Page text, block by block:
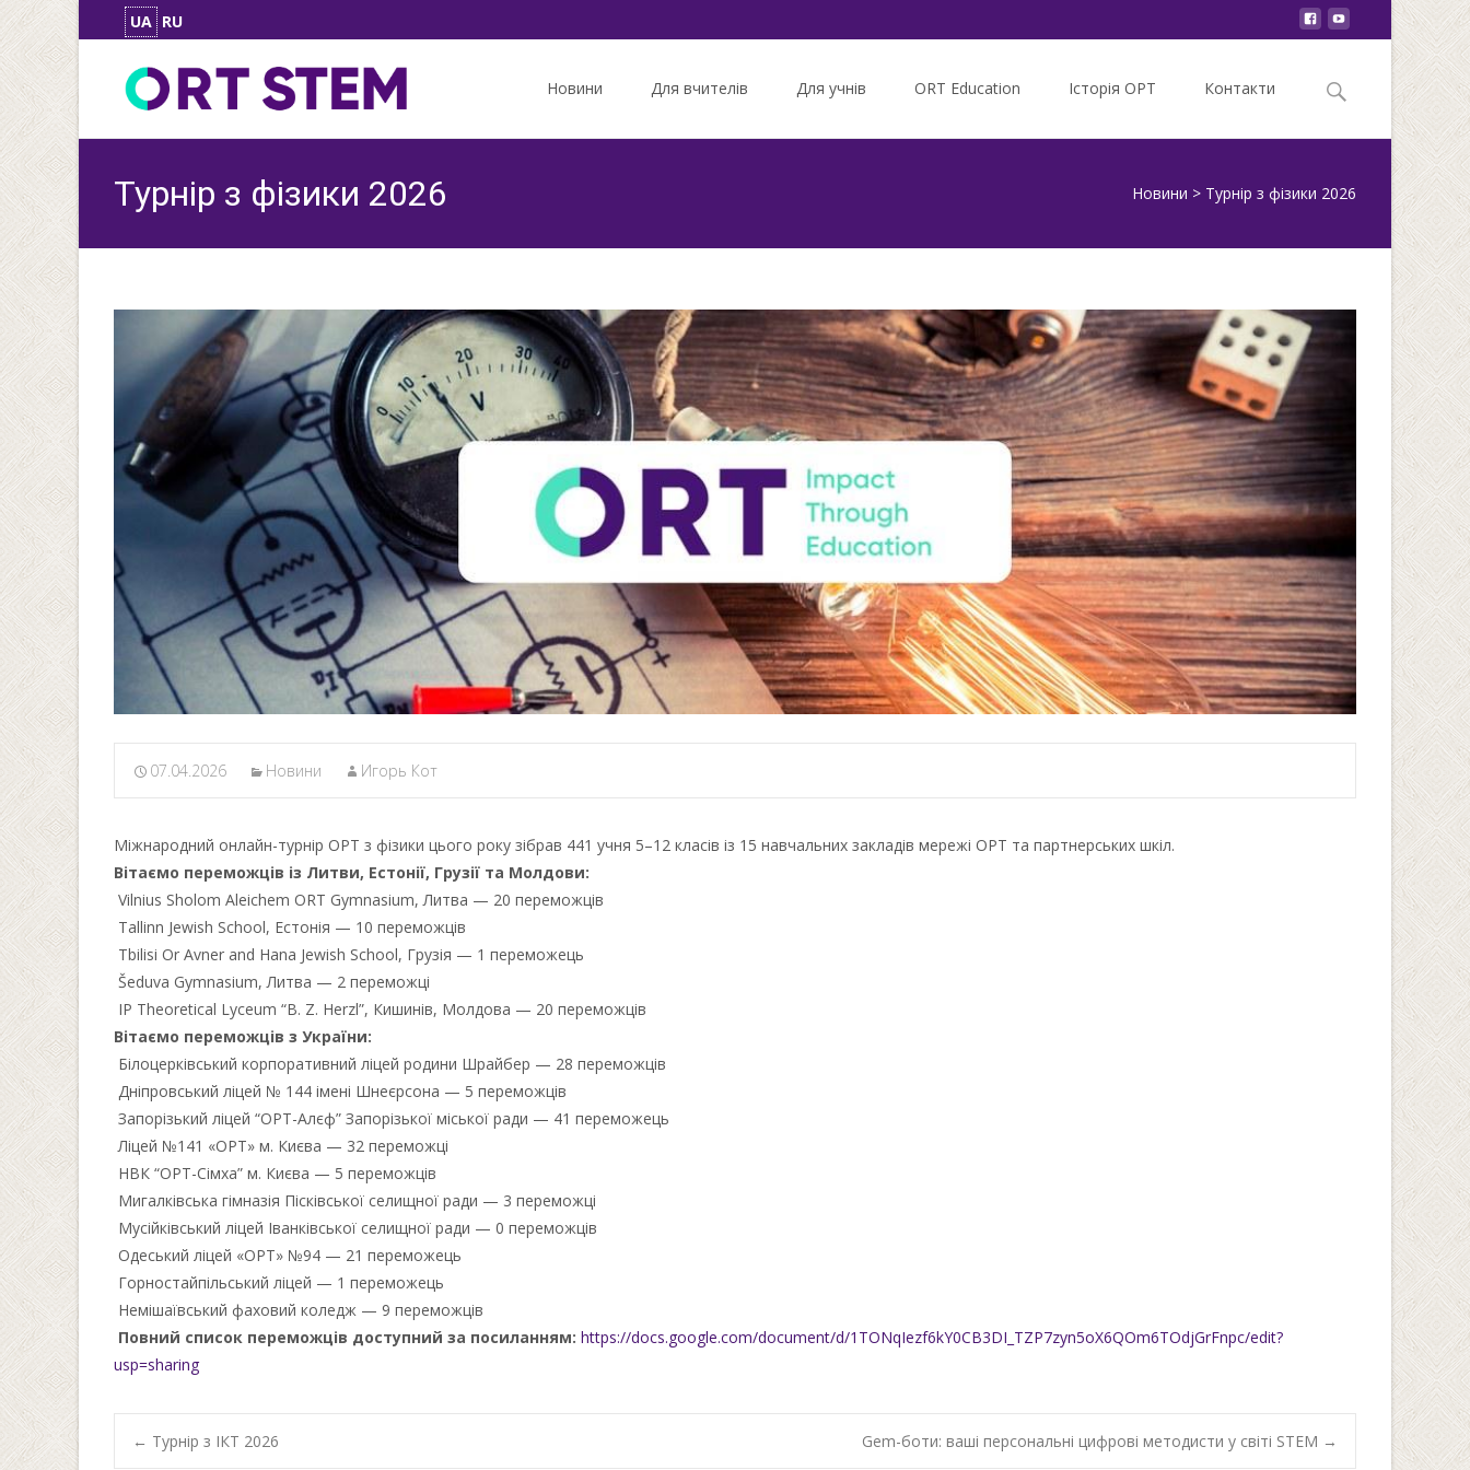
UA RU
Новини Для вчителів Для учнів ORT Education Історія ОРТ Контакти
Search
Турнір з фізики 2026 Новини > Турнір з фізики 2026
07.04.2026 Новини Игорь Кот
Міжнародний онлайн-турнір ОРТ з фізики цього року зібрав 441 учня 5–12 класів із 15 навчальних закладів мережі ОРТ та партнерських шкіл.
Вітаємо переможців із Литви, Естонії, Грузії та Молдови:
Vilnius Sholom Aleichem ORT Gymnasium, Литва — 20 переможців
Tallinn Jewish School, Естонія — 10 переможців
Tbilisi Or Avner and Hana Jewish School, Грузія — 1 переможець
Šeduva Gymnasium, Литва — 2 переможці
IP Theoretical Lyceum “B. Z. Herzl”, Кишинів, Молдова — 20 переможців
Вітаємо переможців з України:
Білоцерківський корпоративний ліцей родини Шрайбер — 28 переможців
Дніпровський ліцей № 144 імені Шнеєрсона — 5 переможців
Запорізький ліцей “ОРТ-Алєф” Запорізької міської ради — 41 переможець
Ліцей №141 «ОРТ» м. Києва — 32 переможці
НВК “ОРТ-Сімха” м. Києва — 5 переможців
Мигалківська гімназія Пісківської селищної ради — 3 переможці
Мусійківський ліцей Іванківської селищної ради — 0 переможців
Одеський ліцей «ОРТ» №94 — 21 переможець
Горностайпільський ліцей — 1 переможець
Немішаївський фаховий коледж — 9 переможців
Повний список переможців доступний за посиланням: https://docs.google.com/document/d/1TONqIezf6kY0CB3DI_TZP7zyn5oX6QOm6TOdjGrFnpc/edit?
usp=sharing
← Турнір з ІКТ 2026 Gem-боти: ваші персональні цифрові методисти у світі STEM →